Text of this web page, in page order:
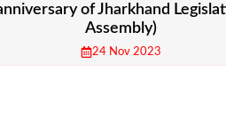
of Jharkhand
Assembly)
24 Nov 2023